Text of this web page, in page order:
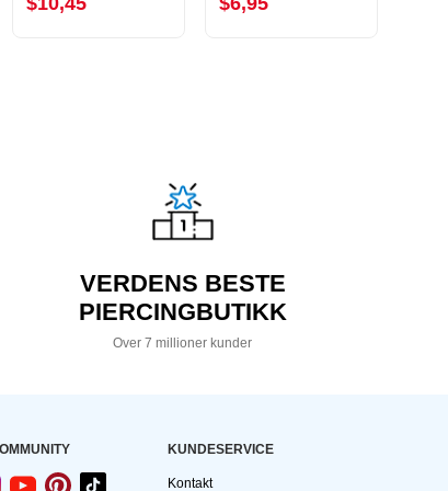
VERDENS BESTE
PIERCINGBUTIKK
Over 7 millioner kunder
KUNDESERVICE
Kontakt